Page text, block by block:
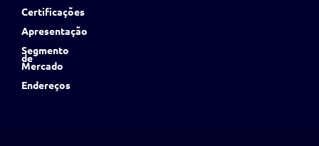
Certificações
Apresentação
Segmento
de
Mercado
Endereços